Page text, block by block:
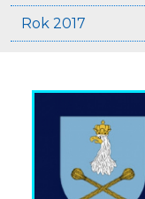
Rok 2017